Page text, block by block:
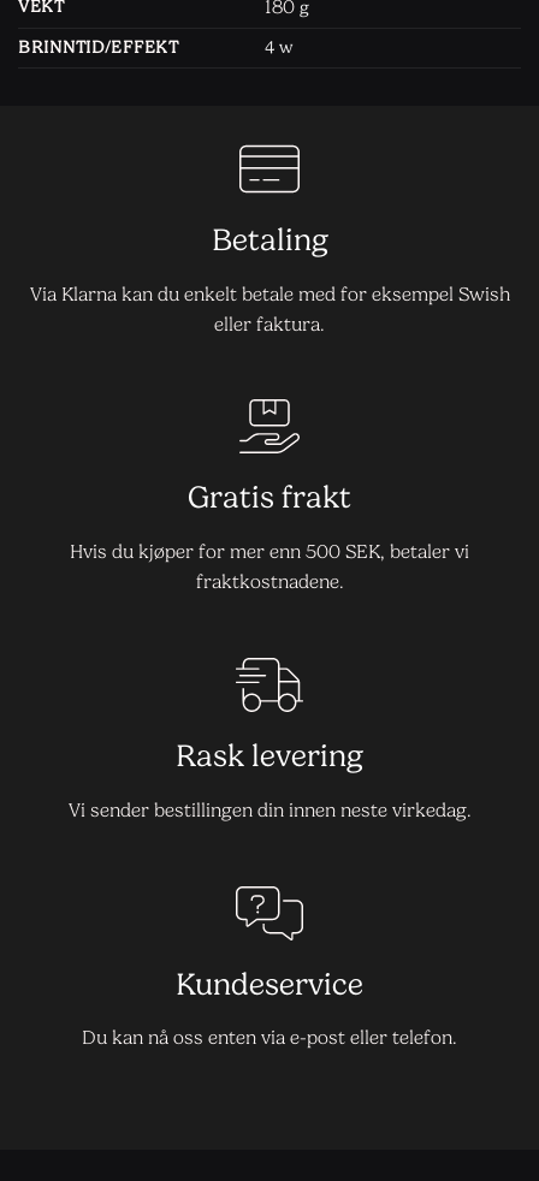
VEKT 180 g
BRINNTID/EFFEKT
4 w
Betaling
Via Klarna kan du enkelt betale med for eksempel Swish
eller faktura.
Gratis frakt
Hvis du kjøper for mer enn 500 SEK, betaler vi
fraktkostnadene.
Rask levering
Vi sender bestillingen din innen neste virkedag.
Kundeservice
Du kan nå oss enten via e-post eller telefon.